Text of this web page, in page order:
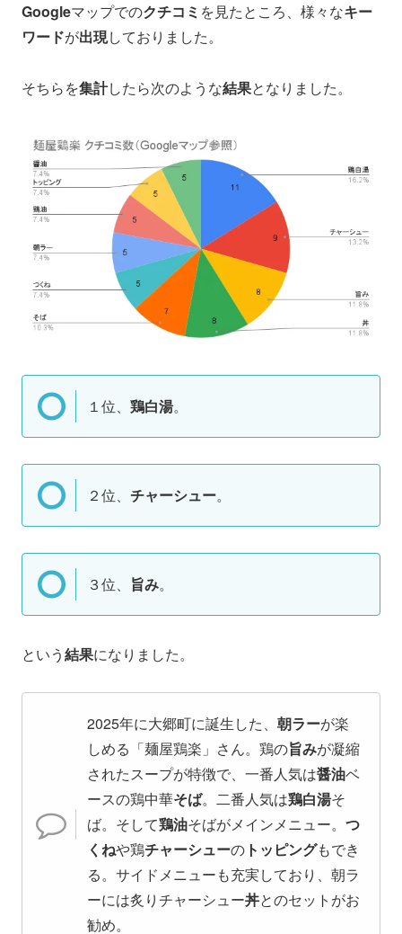
Googleマップでのクチコミ を見たところ、様々なキー
ワードが出現しておりました。
そちらを集計したら次のような結果となりました。
１位、 鶏白湯。
２位、 チャーシュー。
３位、 旨み。
という結果になりました。
2025年に大郷町に誕生した、 朝ラーが楽
しめる「麺屋鶏楽」さん。鶏の旨みが凝縮
されたスープが特徴で、一番人気は醤油ベ
ースの鶏中華そば。二番人気は鶏白湯そ
ば。そして鶏油そばがメインメニュー。 つ
くねや鶏チャーシューの トッピングもでき
る。サイドメニューも充実しており、朝ラ
ーには炙りチャーシュー丼とのセットがお
勧め。